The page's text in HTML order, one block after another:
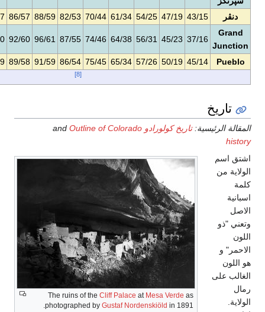
54/25
61/34
70/44
82/53
88/59
86/57
77/47
66/36
52/24
44/16
64/38
74/46
87/55
96/61
92/60
83/50
67/39
50/26
39/18
57/26
65/34
75/45
86/54
91/59
89/58
81/49
69/35
54/22
45/15
and
Outline of Colorado
The ruins of the at
Mesa
photographed by
Gustaf Nordenskiöld